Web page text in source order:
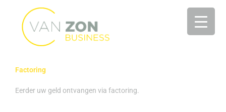
Factoring
Eerder uw geld ontvangen via factoring.